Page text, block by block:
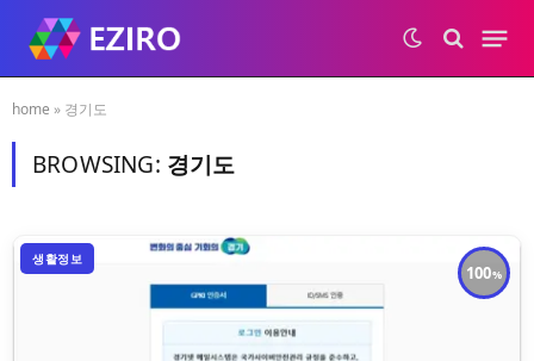
home » 경기도
BROWSING: 경기도
100
생활정보